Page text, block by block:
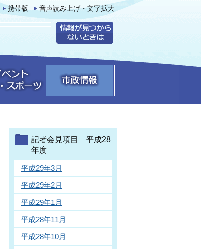
携帯版 音声読み上げ・文字拡大
記者会見項目 平成28
年度
平成29年3月
平成29年2月
平成29年1月
平成28年11月
平成28年10月